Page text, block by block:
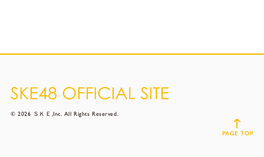
© 2026 ＳＫＥ,Inc. All Rights Reserved.
PAGE TOP